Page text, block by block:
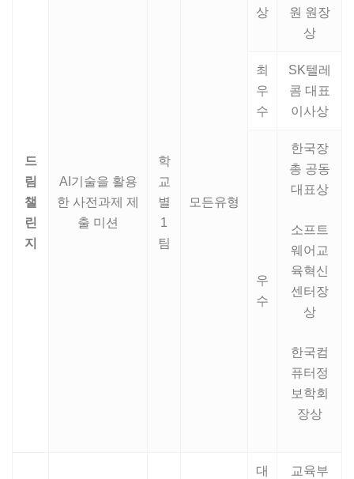
드
림
챌
린
지
AI기술을 활용
한 사전과제 제
출 미션
학
교
별
1
팀
모든유형
상
원 원장
상
최
우
수
SK텔레
콤 대표
이사상
우
수
한국장
총 공동
대표상
소프트
웨어교
육혁신
센터장
상
한국컴
퓨터정
보학회
장상
대
교육부